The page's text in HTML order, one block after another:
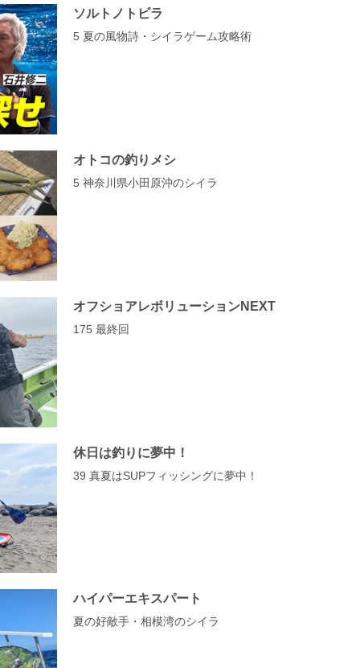
ソルトノトビラ
5 夏の風物詩・シイラゲーム攻略術
オトコの釣りメシ
5 神奈川県小田原沖のシイラ
オフショアレボリューションNEXT
175 最終回
休日は釣りに夢中！
39 真夏はSUPフィッシングに夢中！
ハイパーエキスパート
夏の好敵手・相模湾のシイラ